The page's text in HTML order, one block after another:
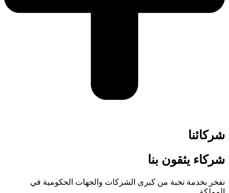
شركائنا
شركاء يثقون بنا
نفخر بخدمة نخبة من كبرى الشركات والجهات الحكومية في